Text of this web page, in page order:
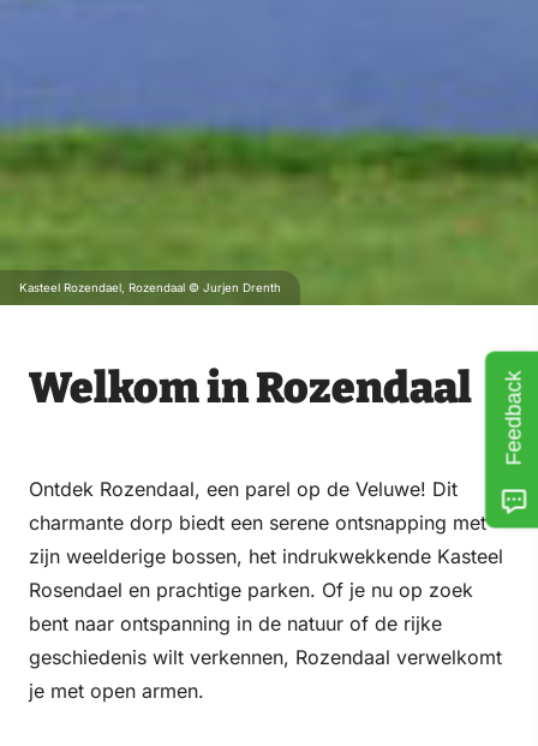
Kasteel Rozendael, Rozendaal © Jurjen Drenth
Welkom in Rozendaal
Ontdek Rozendaal, een parel op de Veluwe! Dit
charmante dorp biedt een serene ontsnapping met
zijn weelderige bossen, het indrukwekkende Kasteel
Rosendael en prachtige parken. Of je nu op zoek
bent naar ontspanning in de natuur of de rijke
geschiedenis wilt verkennen, Rozendaal verwelkomt
je met open armen.
Feedback